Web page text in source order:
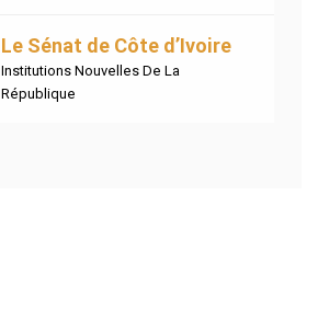
Le Sénat de Côte d’Ivoire
Institutions Nouvelles De La
République